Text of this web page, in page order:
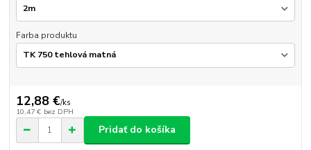
Farba produktu
12,88 €/ks
10,47 € bez DPH
Pridať do košíka